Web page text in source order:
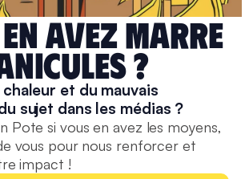
l’été
été, Bon Pote ne prend pas de
un suivi quotidien de l’actualité (et
Duplomb et la décision du Conseil
7 août), des articles d’ici fin août et
qui sortiront tout début
avons hâte de vous présenter ce
avez marre
?
et du mauvais
sujet dans les médias ?
Pote si vous en avez les moyens,
vous pour nous renforcer et
impact !